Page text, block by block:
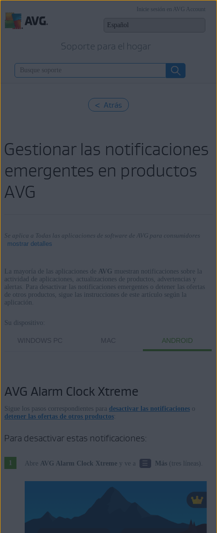
Soporte para el hogar
Inicie sesión en AVG Account
< Atrás
Gestionar las notificaciones
emergentes en productos
AVG
Se aplica a Todas las aplicaciones de software de AVG para consumidores
mostrar detalles
Productos:
Todas las aplicaciones de software de AVG para consumidores
Sistemas operativos:
Todas las plataformas admitidas
La mayoría de las aplicaciones de AVG muestran notificaciones sobre la
actividad de aplicaciones, actualizaciones de productos, advertencias y
alertas. Para desactivar las notificaciones emergentes o detener las ofertas
de otros productos, sigue las instrucciones de este artículo según la
aplicación.
Su dispositivo:
WINDOWS PC MAC ANDROID
AVG Alarm Clock Xtreme
Sigue los pasos correspondientes para desactivar las notificacioneso
detener las ofertas de otros productos:
Para desactivar estas notificaciones:
Abre AVG Alarm Clock Xtremey ve a ☰ Más(tres líneas).